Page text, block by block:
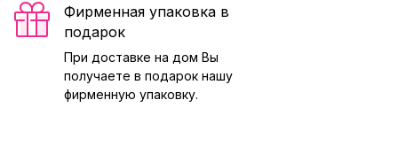
Фирменная упаковка в
подарок
При доставке на дом Вы
получаете в подарок нашу
фирменную упаковку.